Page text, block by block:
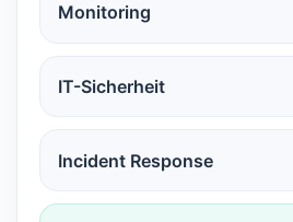
Monitoring
IT-Sicherheit
Incident Response